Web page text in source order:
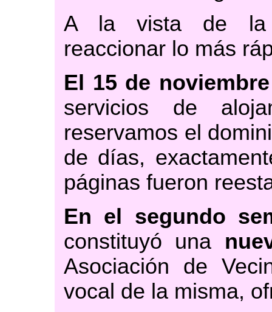
A la vista de la
reaccionar lo más
El 15 de
servicios de
reservamos el
de días,
páginas fueron
En el segundo
constituyó una
Asociación de
vocal de la misma,